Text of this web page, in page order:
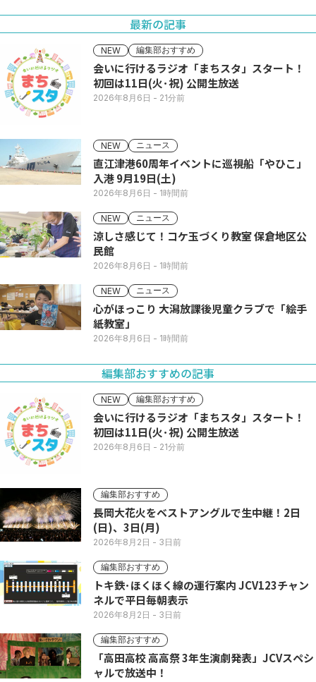
最新の記事
NEW 編集部おすすめ
会いに行けるラジオ「まちスタ」スタート！
初回は11日(火･祝) 公開生放送
2026年8月6日 - 21分前
NEW ニュース
直江津港60周年イベントに巡視船「やひこ」
入港 9月19日(土)
2026年8月6日 - 1時間前
NEW ニュース
涼しさ感じて！コケ玉づくり教室 保倉地区公
民館
2026年8月6日 - 1時間前
NEW ニュース
心がほっこり 大潟放課後児童クラブで「絵手
紙教室」
2026年8月6日 - 1時間前
編集部おすすめの記事
NEW 編集部おすすめ
会いに行けるラジオ「まちスタ」スタート！
初回は11日(火･祝) 公開生放送
2026年8月6日 - 21分前
編集部おすすめ
長岡大花火をベストアングルで生中継！2日
(日)、3日(月)
2026年8月2日 - 3日前
編集部おすすめ
トキ鉄･ほくほく線の運行案内 JCV123チャン
ネルで平日毎朝表示
2026年8月2日 - 3日前
編集部おすすめ
「高田高校 高高祭 3年生演劇発表」JCVスペシ
ャルで放送中！